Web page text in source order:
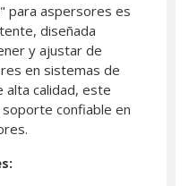
para aspersores es
diseñada
y ajustar de
en sistemas de
alta calidad, este
confiable en